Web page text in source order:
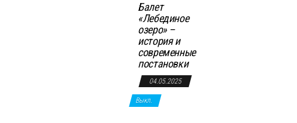
Балет
«Лебединое
озеро» –
история и
современные
постановки
04.05.2025
Выкл.